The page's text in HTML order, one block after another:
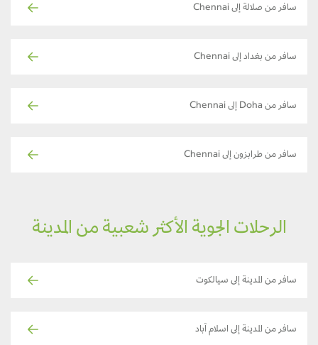
سافر من صلالة إلى Chennai
سافر من بغداد إلى Chennai
سافر من Doha إلى Chennai
سافر من طرابزون إلى Chennai
الرحلات الجوية الأكثر شعبية من المدينة
سافر من المدينة إلى سيالكوت
سافر من المدينة إلى اسلام آباد